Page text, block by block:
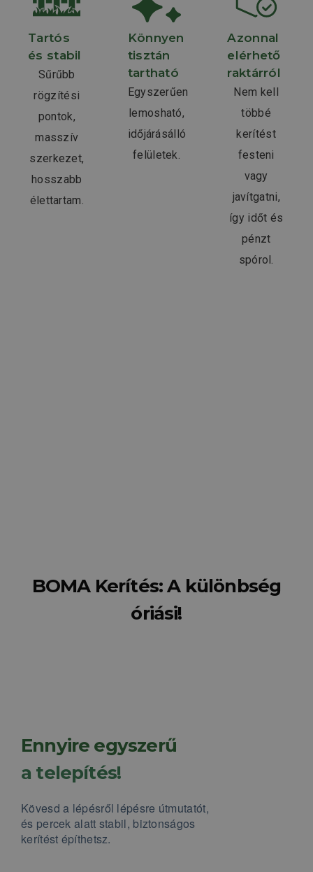
Tartós
és stabil
Sűrűbb
rögzítési
pontok,
masszív
szerkezet,
hosszabb
élettartam.
Könnyen
tisztán
tartható
Egyszerűen
lemosható,
időjárásálló
felületek.
Azonnal
elérhető
raktárról
Nem kell
többé
kerítést
festeni
vagy
javítgatni,
így időt és
pénzt
spórol.
BOMA Kerítés: A különbség
óriási!
Ennyire egyszerű
a telepítés!
Kövesd a lépésről lépésre útmutatót,
és percek alatt stabil, biztonságos
kerítést építhetsz.